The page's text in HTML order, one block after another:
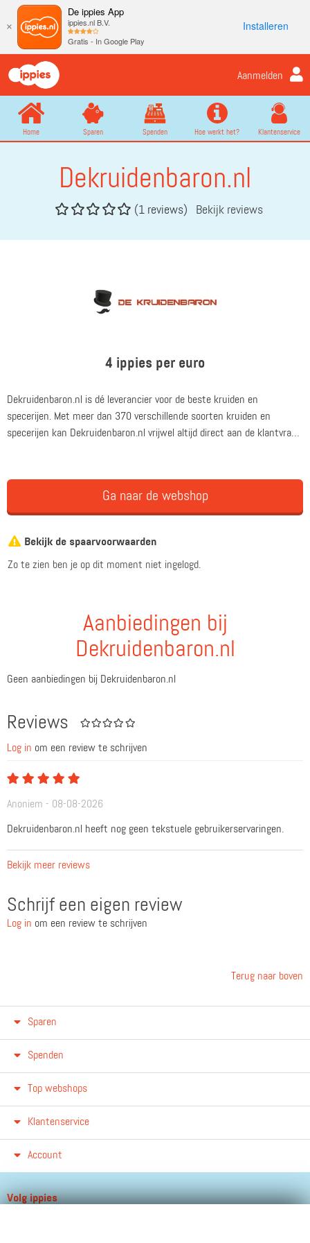
×
De ippies App
ippies.nl B.V.
Gratis - In Google Play
Installeren
Aanmelden
Home Sparen Spenden Hoe werkt het? Klantenservice
Dekruidenbaron.nl
(1 reviews) Bekijk reviews
4 ippies per euro
Dekruidenbaron.nl is dé leverancier voor de beste kruiden en
specerijen. Met meer dan 370 verschillende soorten kruiden en
specerijen kan Dekruidenbaron.nl vrijwel altijd direct aan de klantvraag
Ga naar de webshop
Bekijk de spaarvoorwaarden
Zo te zien ben je op dit moment niet ingelogd.
Aanbiedingen bij
Dekruidenbaron.nl
Geen aanbiedingen bij Dekruidenbaron.nl
Reviews
Log in om een review te schrijven
Anoniem - 08-08-2026
Dekruidenbaron.nl heeft nog geen tekstuele gebruikerservaringen.
Bekijk meer reviews
Schrijf een eigen review
Log in om een review te schrijven
Terug naar boven
Sparen
Spenden
Top webshops
Klantenservice
Account
Volg ippies